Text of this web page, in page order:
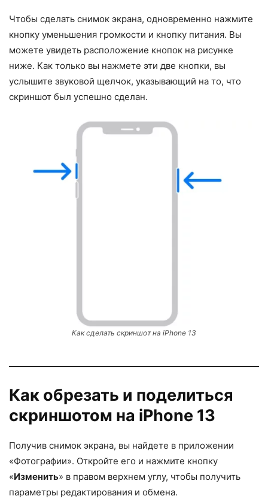
Чтобы сделать снимок экрана, одновременно нажмите
кнопку уменьшения громкости и кнопку питания. Вы
можете увидеть расположение кнопок на рисунке
ниже. Как только вы нажмете эти две кнопки, вы
услышите звуковой щелчок, указывающий на то, что
скриншот был успешно сделан.
Как сделать скриншот на iPhone 13
Как обрезать и поделиться
скриншотом на iPhone 13
Получив снимок экрана, вы найдете в приложении
«Фотографии». Откройте его и нажмите кнопку
«Изменить» в правом верхнем углу, чтобы получить
параметры редактирования и обмена.